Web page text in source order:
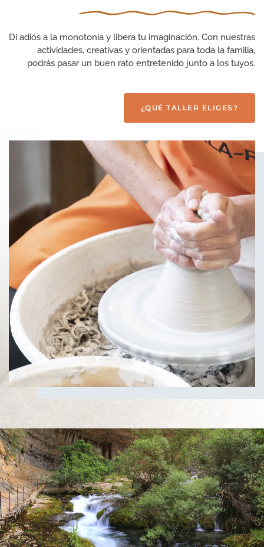
Di adiós a la monotonía y libera tu imaginación. Con nuestras
actividades, creativas y orientadas para toda la familia,
podrás pasar un buen rato entretenido junto a los tuyos.
¿QUÉ TALLER ELIGES?